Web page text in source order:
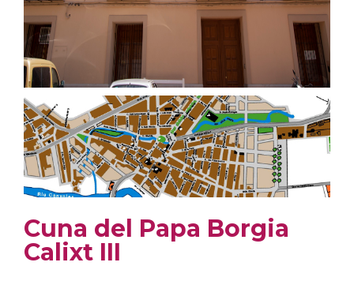
Cuna del Papa Borgia
Calixt III